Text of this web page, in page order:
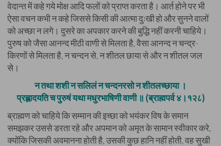
वेदान्त में कहे गये मोक्ष आदि फलों को प्राप्त करता है। आर्त होने पर भी
ऐसा वचन कभी न कहे जिससे किसी की आत्मा दुःखी हो और सुनने वालों
को अच्छा न लगे। दुसरे का अपकार करने की बुद्धि नहीं करनी चाहिये।
पुरुष को जैसा आनन्द मीठी वाणी से मिलता है, वैसा आनन्द न चन्द्र-
किरणों से मिलता है, न चन्दन से, न शीतल छाया से और न शीतल जल
से।
न तथा शशी न सलिलं न चन्दनरसो न शीतलच्छाया ।
प्रह्लादयति च पुरुषं यथा मधुरभाषिणी वाणी ॥ (ब्राह्मपर्व ४।१२८)
ब्राह्मण को चाहिये कि सम्मान की इच्छा को भयंकर विष के समान
समझकर उससे डरता रहे और अपमान को अमृत के सामान स्वीकार करे,
क्योंकि जिसकी अवमानना होती है, उसकी कुछ हानि नहीं होती, वह सुखी